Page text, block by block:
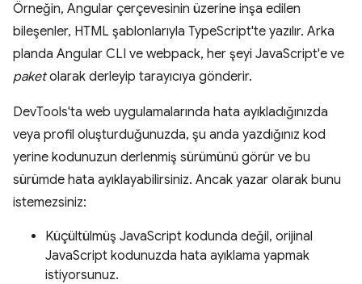
Örneğin, Angular çerçevesinin üzerine inşa edilen
bileşenler, HTML şablonlarıyla TypeScript'te yazılır. Arka
planda Angular CLI ve webpack, her şeyi JavaScript'e ve
paketolarak derleyip tarayıcıya gönderir.
DevTools'ta web uygulamalarında hata ayıkladığınızda
veya profil oluşturduğunuzda, şu anda yazdığınız kod
yerine kodunuzun derlenmiş sürümünü görür ve bu
sürümde hata ayıklayabilirsiniz. Ancak yazar olarak bunu
istemezsiniz:
Küçültülmüş JavaScript kodunda değil, orijinal
JavaScript kodunuzda hata ayıklama yapmak
istiyorsunuz.